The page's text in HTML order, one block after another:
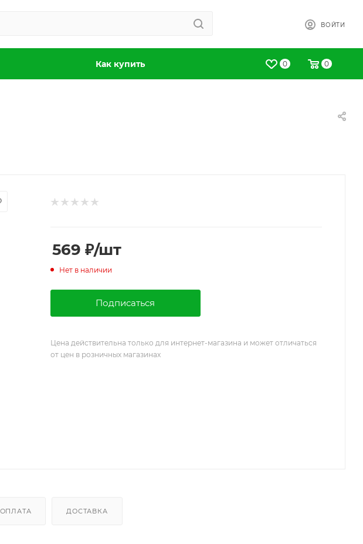
ВОЙТИ
0 0
Как купить
569 ₽/шт
Нет в наличии
Подписаться
Цена действительна только для интернет-магазина и может отличаться
от цен в розничных магазинах
ОПЛАТА ДОСТАВКА